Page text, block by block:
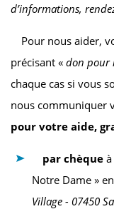
d’informations,
Pour nous aider,
précisant « don pour
chaque cas si vous
nous communiquer
pour votre aide,
par chèque
Notre Dame »
Village - 07450